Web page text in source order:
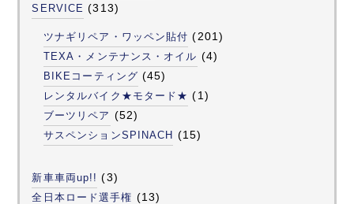
SERVICE (313)
ツナギリペア・ワッペン貼付 (201)
TEXA・メンテナンス・オイル (4)
BIKEコーティング (45)
レンタルバイク★モタード★ (1)
ブーツリペア (52)
サスペンションSPINACH (15)
新車車両up!! (3)
全日本ロード選手権 (13)